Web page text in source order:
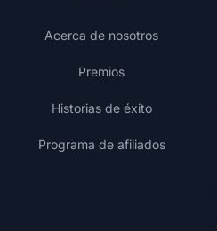
Acerca de nosotros
Premios
Historias de éxito
Programa de afiliados